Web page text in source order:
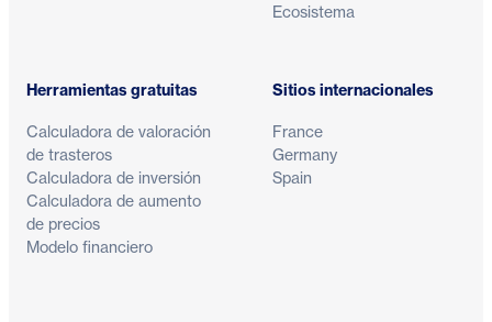
Ecosistema
Herramientas gratuitas
Calculadora de valoración
de trasteros
Calculadora de inversión
Calculadora de aumento
de precios
Modelo financiero
Sitios internacionales
France
Germany
Spain